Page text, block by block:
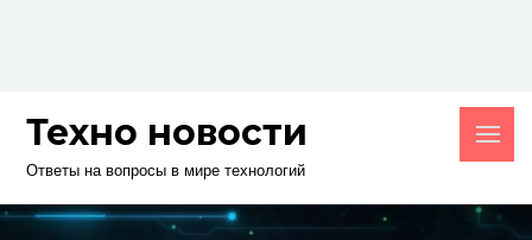
Техно новости
Ответы на вопросы в мире технологий